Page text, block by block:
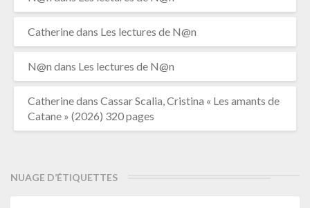
Catherinedans Les lectures de N@n
N@n dans Les lectures de N@n
Catherinedans Cassar Scalia, Cristina « Les amants de
Catane » (2026) 320 pages
NUAGE D’ÉTIQUETTES